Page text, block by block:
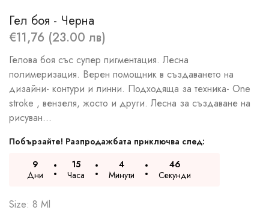
Гел боя - Черна
€11,76 (23.00 лв)
Гелова боя със супер пигментация. Лесна
полимеризация. Верен помощник в създаването на
дизайни- контури и линни. Подходяща за техника- One
stroke , вензеля, жосто и други. Лесна за създаване на
рисуван...
Побързайте! Разпродажбата приключва след:
9
Дни
15
Часа
4
Минути
45
Секунди
Size: 8 Ml